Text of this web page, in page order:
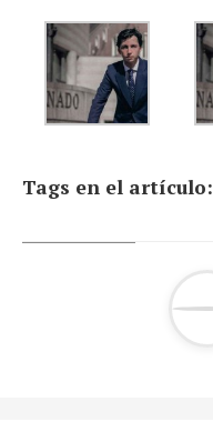
Tags en el artículo: